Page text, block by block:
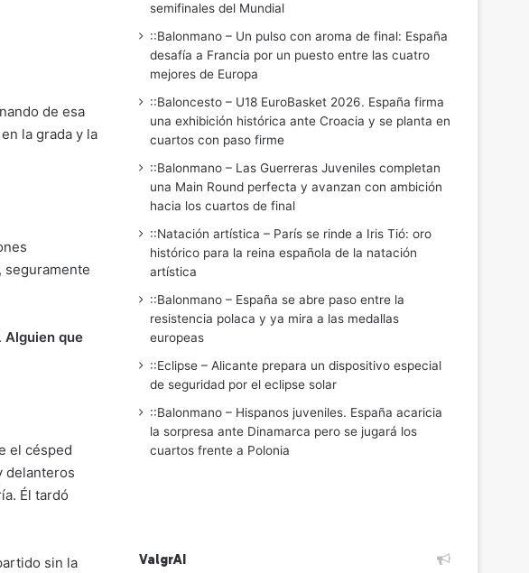
de esa
la grada y la
seguramente
Alguien que
el césped
delanteros
Él tardó
sin la
semifinales del Mundial
::Balonmano – Un pulso con aroma de final: España
desafía a Francia por un puesto entre las cuatro
mejores de Europa
::Baloncesto – U18 EuroBasket 2026. España firma
una exhibición histórica ante Croacia y se planta en
cuartos con paso firme
::Balonmano – Las Guerreras Juveniles completan
una Main Round perfecta y avanzan con ambición
hacia los cuartos de final
::Natación artística – París se rinde a Iris Tió: oro
histórico para la reina española de la natación
artística
::Balonmano – España se abre paso entre la
resistencia polaca y ya mira a las medallas
europeas
::Eclipse – Alicante prepara un dispositivo especial
de seguridad por el eclipse solar
::Balonmano – Hispanos juveniles. España acaricia
la sorpresa ante Dinamarca pero se jugará los
cuartos frente a Polonia
ValgrAI